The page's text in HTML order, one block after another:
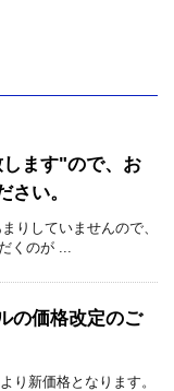
ます"ので、お
さい。
りしていませんので、
くのが ...
の価格改定のご
り新価格となります。